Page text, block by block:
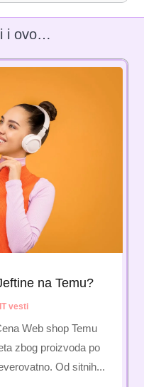
i ovo…
na Temu?
IT vesti
Web shop Temu
zbog proizvoda po
Od sitnih...